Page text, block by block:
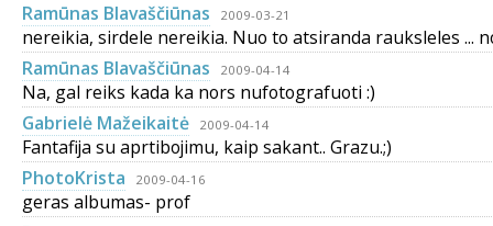
Ramūnas Blavaščiūnas
2009-03-21
nereikia, sirdele nereikia. Nuo to atsiranda rauksleles ...
Ramūnas Blavaščiūnas
2009-04-14
Na, gal reiks kada ka nors nufotografuoti :)
Gabrielė Mažeikaitė
2009-04-14
Fantafija su aprtibojimu, kaip sakant.. Grazu.;)
PhotoKrista
2009-04-16
geras albumas- prof